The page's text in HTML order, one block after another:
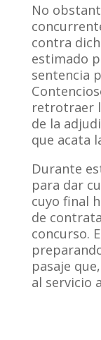
No
contra
estimado
sentencia
retrotraer
de la
que acata
Durante
para dar
cuyo final
de
concurso.
pasaje
al servicio